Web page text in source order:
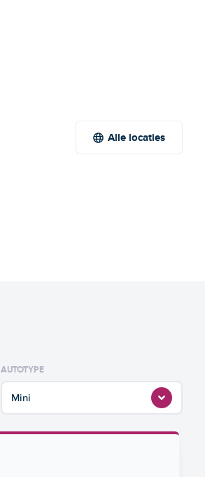
Alle locaties
AUTOTYPE
Mini